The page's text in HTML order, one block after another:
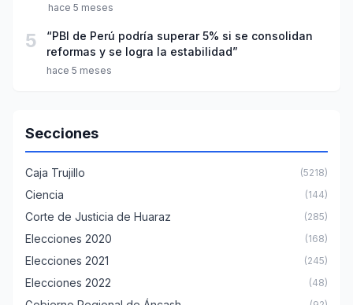
hace 5 meses
5
“PBI de Perú podría superar 5% si se consolidan
reformas y se logra la estabilidad”
hace 5 meses
Secciones
Caja Trujillo (5218)
Ciencia (144)
Corte de Justicia de Huaraz (285)
Elecciones 2020 (168)
Elecciones 2021 (245)
Elecciones 2022 (48)